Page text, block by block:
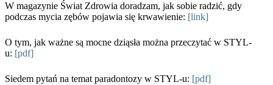
W magazynie Świat Zdrowia doradzam, jak sobie radzić, gdy
podczas mycia zębów pojawia się krwawienie: [link]
O tym, jak ważne są mocne dziąsła można przeczytać w STYL-
u: [pdf]
Siedem pytań na temat paradontozy w STYL-u: [pdf]